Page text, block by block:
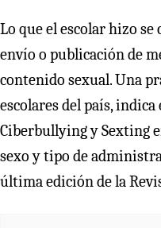
Lo que el escolar hizo se
envío o publicación de
contenido sexual. Una
escolares del país,
Ciberbullying y Sexting
sexo y tipo de
última edición de la